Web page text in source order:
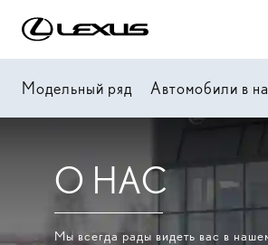
Модельный ряд Автомобили в
О НАС
Мы всегда рады видеть вас в